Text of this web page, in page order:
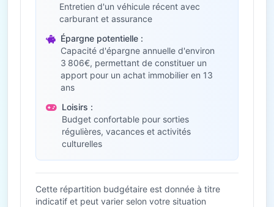
Entretien d'un véhicule récent avec
carburant et assurance
Épargne potentielle :
Capacité d'épargne annuelle d'environ
3 806€, permettant de constituer un
apport pour un achat immobilier en 13
ans
Loisirs :
Budget confortable pour sorties
régulières, vacances et activités
culturelles
Cette répartition budgétaire est donnée à titre
indicatif et peut varier selon votre situation